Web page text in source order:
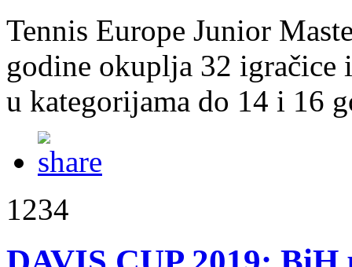
Tennis Europe Junior
godine okuplja 32 igračice
u kategorijama do 14 i 16
1234